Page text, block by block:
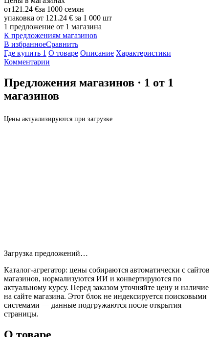
от121.24 €за 1000 семян
упаковка от 121.24 € за 1 000 шт
1 предложение от 1 магазина
К предложениям магазинов
В избранноеСравнить
Где купить 1 О товаре Описание Характеристики
Комментарии
Предложения магазинов · 1 от 1
магазинов
Цены актуализируются при загрузке
Загрузка предложений…
Каталог‑агрегатор: цены собираются автоматически с сайтов
магазинов, нормализуются ИИ и конвертируются по
актуальному курсу. Перед заказом уточняйте цену и наличие
на сайте магазина. Этот блок не индексируется поисковыми
системами — данные подгружаются после открытия
страницы.
О товаре